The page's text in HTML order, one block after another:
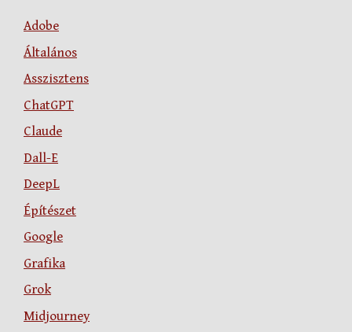
Adobe
Általános
Asszisztens
ChatGPT
Claude
Dall-E
DeepL
Építészet
Google
Grafika
Grok
Midjourney